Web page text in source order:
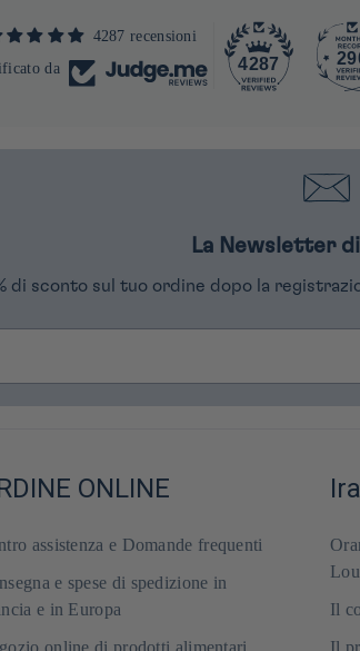
4287 recensioni
da
4287
La Newsletter
di sconto sul tuo ordine dopo la
ONLINE
assistenza e Domande frequenti
e spese di spedizione in
e in Europa
Il